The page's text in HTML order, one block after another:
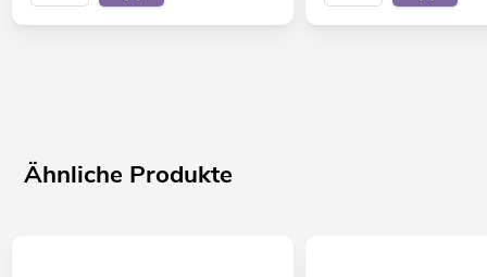
Ähnliche Produkte